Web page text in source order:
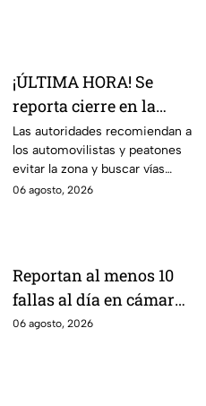
¡ÚLTIMA HORA! Se
reporta cierre en la
calle 5 de Mayo en la
Zona Centro de León;
¿qué sucedió?
Las autoridades recomiendan a
los automovilistas y peatones
evitar la zona y buscar vías
alternas.
06 agosto, 2026
Reportan al menos 10
fallas al día en cámaras
de videovigilancia en
06 agosto, 2026